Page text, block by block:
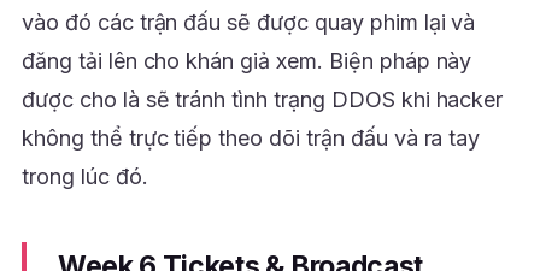
vào đó các trận đấu sẽ được quay phim lại và
đăng tải lên cho khán giả xem. Biện pháp này
được cho là sẽ tránh tình trạng DDOS khi hacker
không thể trực tiếp theo dõi trận đấu và ra tay
trong lúc đó.